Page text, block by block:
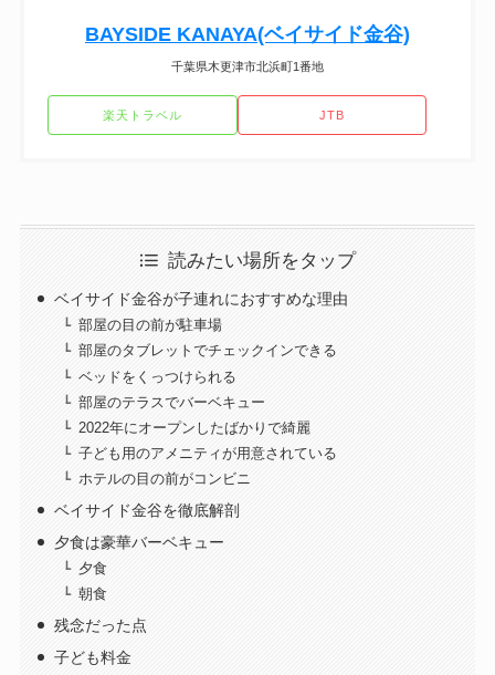
BAYSIDE KANAYA(ベイサイド金谷)
千葉県木更津市北浜町1番地
楽天トラベル JTB
読みたい場所をタップ
ベイサイド金谷が子連れにおすすめな理由
部屋の目の前が駐車場
部屋のタブレットでチェックインできる
ベッドをくっつけられる
部屋のテラスでバーベキュー
2022年にオープンしたばかりで綺麗
子ども用のアメニティが用意されている
ホテルの目の前がコンビニ
ベイサイド金谷を徹底解剖
夕食は豪華バーベキュー
夕食
朝食
残念だった点
子ども料金